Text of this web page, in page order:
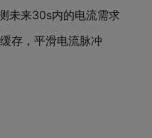
未来30s内的电流需求
存，平滑电流脉冲